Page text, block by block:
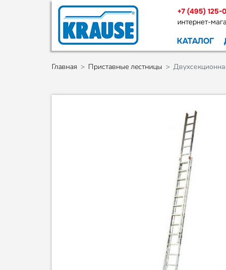
+7 (495) 125-
интернет-
КАТАЛОГ
Главная Приставные лестницы